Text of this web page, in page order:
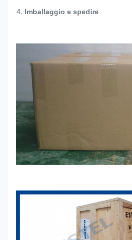
4. Imballaggio e spedire